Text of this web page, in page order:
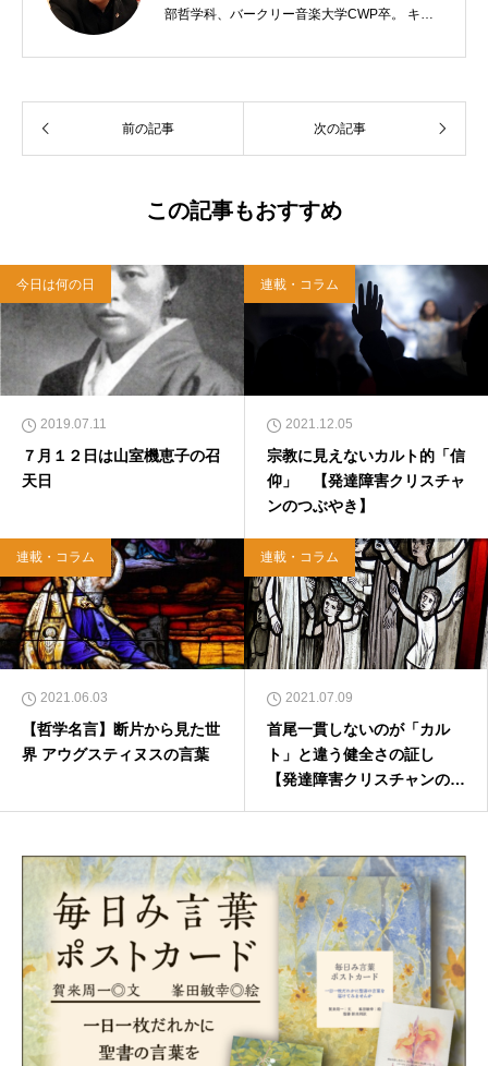
部哲学科、バークリー音楽大学CWP卒。 キリ
う宗教法人専門の行政書士。2020年7月よりク
「上馬キリスト教会（@kamiumach）」の運営
を行う「まじめ担当」。 著書に『聖書を読んだ
西洋哲学超入門〜』（日本実業出版）、『人生
イヤモンド社）、『世界一ゆるい聖書入門』、
『世界一ゆるい聖書教室』（「ふざけ担当」LE
ONとの共著、講談社）などがある。新著<a hr
ef="https://amzn.to/376F9aC">『ふっと心がラ
クになる 眠れぬ夜の聖書のことば』（大和書
房）</a>２０２２年３月１５日発売。
前の記事 次の記事
この記事もおすすめ
今日は何の日
2019.07.11
７月１２日は山室機恵子の召
天日
連載・コラム
2021.12.05
宗教に見えないカルト的「信
仰」 【発達障害クリスチャ
ンのつぶやき】
連載・コラム
2021.06.03
【哲学名言】断片から見た世
界 アウグスティヌスの言葉
連載・コラム
2021.07.09
首尾一貫しないのが「カル
ト」と違う健全さの証し
【発達障害クリスチャンのつ